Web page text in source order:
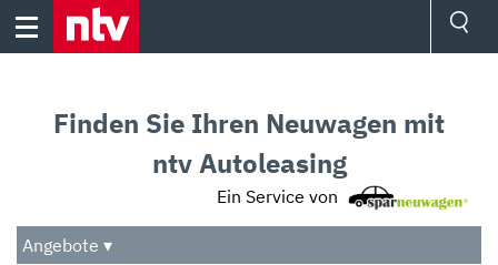
Skip
Audio
Das Beste
Finden Sie Ihren Neuwagen mit
ntv Autoleasing
Ein Service von
Angebote ▾